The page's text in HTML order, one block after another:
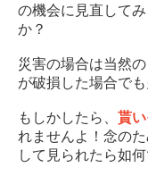
の機会に見直して
か？
災害の場合は当然
が破損した場合で
もしかしたら、 貰
れませんよ！念の
して見られたら如